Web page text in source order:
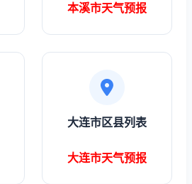
本溪市天气预报
大连市区县列表
大连市天气预报